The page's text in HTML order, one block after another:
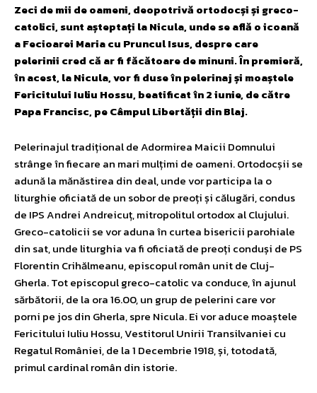
Zeci de mii de oameni, deopotrivă ortodocși și greco-
catolici, sunt așteptați la Nicula, unde se află o icoană
a Fecioarei Maria cu Pruncul Isus, despre care
pelerinii cred că ar fi făcătoare de minuni. În premieră,
în acest, la Nicula, vor fi duse în pelerinaj și moaștele
Fericitului Iuliu Hossu, beatificat în 2 iunie, de către
Papa Francisc, pe Câmpul Libertății din Blaj.
Pelerinajul tradițional de Adormirea Maicii Domnului
strânge în fiecare an mari mulțimi de oameni. Ortodocșii se
adună la mănăstirea din deal, unde vor participa la o
liturghie oficiată de un sobor de preoți și călugări, condus
de IPS Andrei Andreicuț, mitropolitul ortodox al Clujului.
Greco-catolicii se vor aduna în curtea bisericii parohiale
din sat, unde liturghia va fi oficiată de preoți conduși de PS
Florentin Crihălmeanu, episcopul român unit de Cluj-
Gherla. Tot episcopul greco-catolic va conduce, în ajunul
sărbătorii, de la ora 16.00, un grup de pelerini care vor
porni pe jos din Gherla, spre Nicula. Ei vor aduce moaștele
Fericitului Iuliu Hossu, Vestitorul Unirii Transilvaniei cu
Regatul României, de la 1 Decembrie 1918, și, totodată,
primul cardinal român din istorie.